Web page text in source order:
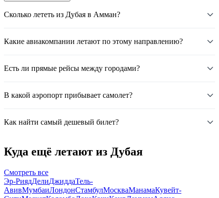
Сколько лететь из Дубая в Амман?
Какие авиакомпании летают по этому направлению?
Есть ли прямые рейсы между городами?
В какой аэропорт прибывает самолет?
Как найти самый дешевый билет?
Куда ещё летают из Дубая
Смотреть все
Эр-РиядДелиДжиддаТель-
АвивМумбаиЛондонСтамбулМоскваМанамаКувейт-